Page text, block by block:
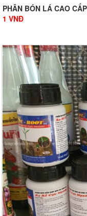
PHÂN BÓN LÁ CAO
1 VNĐ